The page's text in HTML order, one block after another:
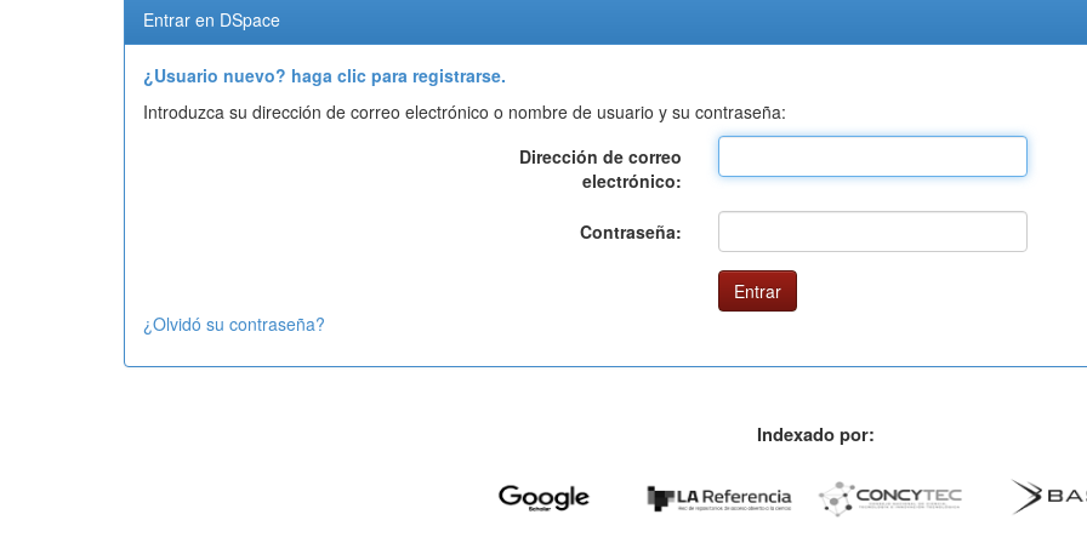
Entrar en DSpace
¿Usuario nuevo? haga clic para registrarse.
Introduzca su dirección de correo electrónico o nombre de usuario y su contraseña:
Dirección de correo
electrónico:
Contraseña:
¿Olvidó su contraseña?
Indexado por: